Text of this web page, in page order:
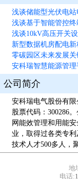
浅谈储能型光伏电
浅谈基于智能管控
浅谈10kV高压开关
新型数据机房配电
零碳园区未来发展关
安科瑞智慧能源管
公司简介
安科瑞电气股份有限
股票代码：300286
网能效管理和用能
业，取得过各类专
技术人才500多人，
地
电话: